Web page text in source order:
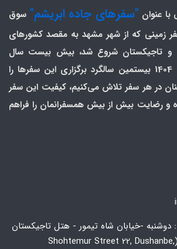
عنوان "سفرهای جاده ابریشم" سوق
سفر زمینی که از شهر مشهد به مقصد کشورهای
و تاجیکستان شروع شد، بیش بیست سال
گذشته است. در سال 1404 بیستمین سالگرد برگزاری این سفرها را
در هر سفر تلاش می‌کنیم، کیفیت این سفر
و رضایت بیش از بیش همسفرانمان را فراهم
دوشنبه -خیابان شاه تیمور - هتل تاجیکستان
- طبقه همکف. (Shohtemur Street 22, Dushanbe,